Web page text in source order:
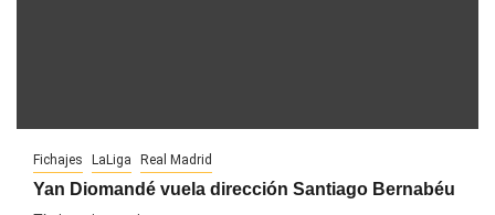
Fichajes LaLiga Real Madrid
Yan Diomandé vuela dirección Santiago Bernabéu